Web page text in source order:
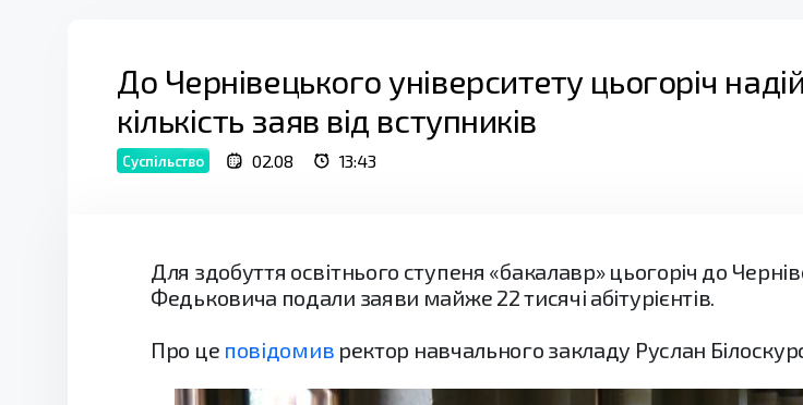
До Чернівецького університету цьогоріч
кількість заяв від вступників
Суспільство 02.08 13:43
Для здобуття освітнього ступеня «бакалавр» цьогоріч до
Федьковича подали заяви майже 22 тисячі абітурієнтів.
Про це повідомив ректор навчального закладу Руслан